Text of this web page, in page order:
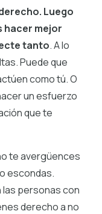
Luego
hacer mejor
tanto. A lo
Puede que
como tú. O
un esfuerzo
que te
te avergüences
escondas.
personas con
derecho a no